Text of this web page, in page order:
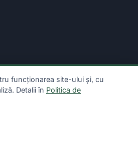
funcționarea site-ului și, cu
Detalii în Politica de